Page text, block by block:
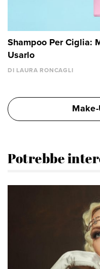
Shampoo Per Ciglia:
Usarlo
DI LAURA RONCAGLI
Potrebbe